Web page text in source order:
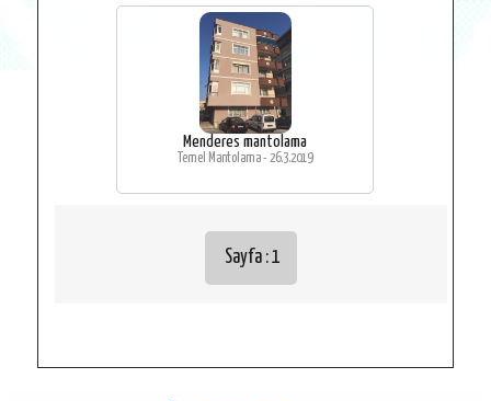
Menderes mantolama
Temel Mantolama - 26.3.2019
Sayfa : 1